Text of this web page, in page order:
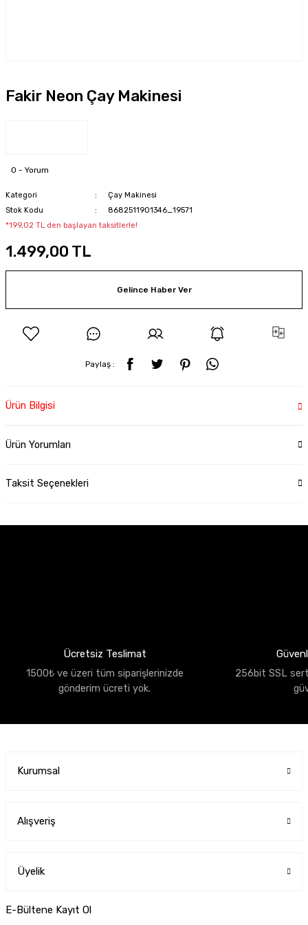
Fakir Neon Çay Makinesi
0 - Yorum
Kategori
Çay Makinesi
Stok Kodu
8682511901346_19571
*199,02 TL den başlayan taksitlerle!
1.499,00 TL
Gelince Haber Ver
Paylaş :
Ürün Bilgisi
Ürün Yorumları
Taksit Seçenekleri
Ücretsiz Teslimat
1500₺ ve üzeri tüm siparişlerinizde
gönderim ücreti yok.
256bit SSL
Kurumsal
Alışveriş
Üyelik
E-Bültene Kayıt Ol